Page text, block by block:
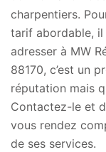
charpentiers.
tarif abordable,
adresser à MW
88170, c’est un
réputation mais
Contactez-le et
vous rendez
de ses services.